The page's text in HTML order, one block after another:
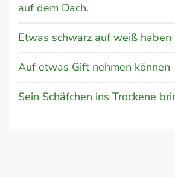
auf dem Dach.
Etwas schwarz auf weiß haben
Auf etwas Gift nehmen können
Sein Schäfchen ins Trockene